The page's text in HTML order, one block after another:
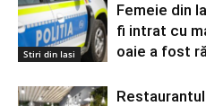
Stiri din Iasi
Femeie din
fi intrat cu
oaie a fost